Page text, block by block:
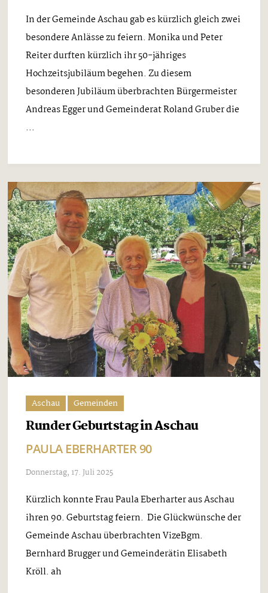
In der Gemeinde Aschau gab es kürzlich gleich zwei
besondere Anlässe zu feiern. Monika und Peter
Reiter durften kürzlich ihr 50-jähriges
Hochzeitsjubiläum begehen. Zu diesem
besonderen Jubiläum überbrachten Bürgermeister
Andreas Egger und Gemeinderat Roland Gruber die
...
Aschau Gemeinden
Runder Geburtstag in Aschau
PAULA EBERHARTER 90
Donnerstag, 17. Juli 2025
Kürzlich konnte Frau Paula Eberharter aus Aschau
ihren 90. Geburtstag feiern. Die Glückwünsche der
Gemeinde Aschau überbrachten VizeBgm.
Bernhard Brugger und Gemeinderätin Elisabeth
Kröll. ah